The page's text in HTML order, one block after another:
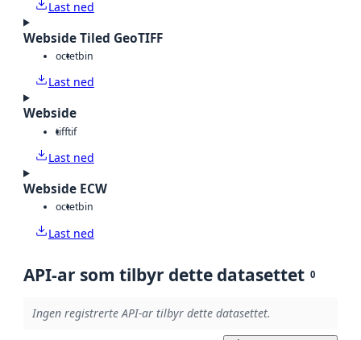
Last ned
Webside Tiled GeoTIFF
octetbin
Last ned
Webside
tifftif
Last ned
Webside ECW
octetbin
Last ned
API-ar som tilbyr dette datasettet 0
Ingen registrerte API-ar tilbyr dette datasettet.